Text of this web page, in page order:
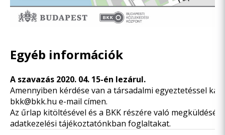
Egyéb információk
A szavazás 2020. 04. 15-én lezárul.
Amennyiben kérdése van a társadalmi egyeztetéssel
bkk@bkk.hu e-mail címen.
Az űrlap kitöltésével és a BKK részére való
adatkezelési tájékoztatónkban foglaltakat.